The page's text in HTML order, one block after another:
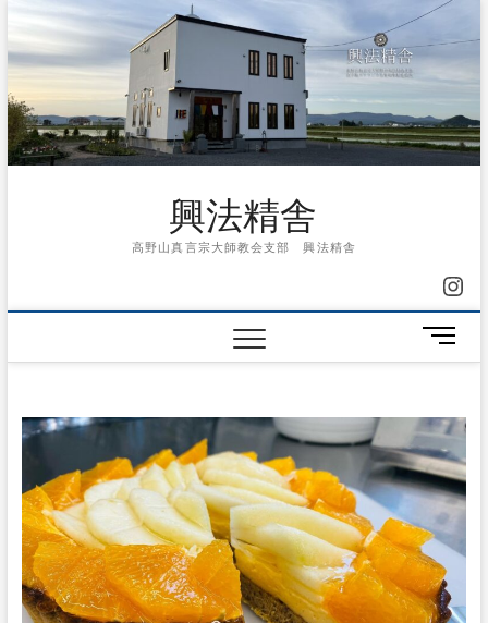
content
興法精舎
高野山真言宗大師教会支部 興法精舎
メ
ニ
ボ
タ
ン